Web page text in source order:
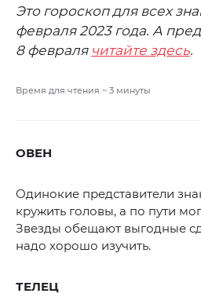
Это гороскоп для всех
февраля 2023 года. А
8 февраля читайте здесь.
Время для чтения ~ 3 минуты
ОВЕН
Одинокие представители
кружить головы, а по пути
Звезды обещают выгодные
надо хорошо изучить.
ТЕЛЕЦ